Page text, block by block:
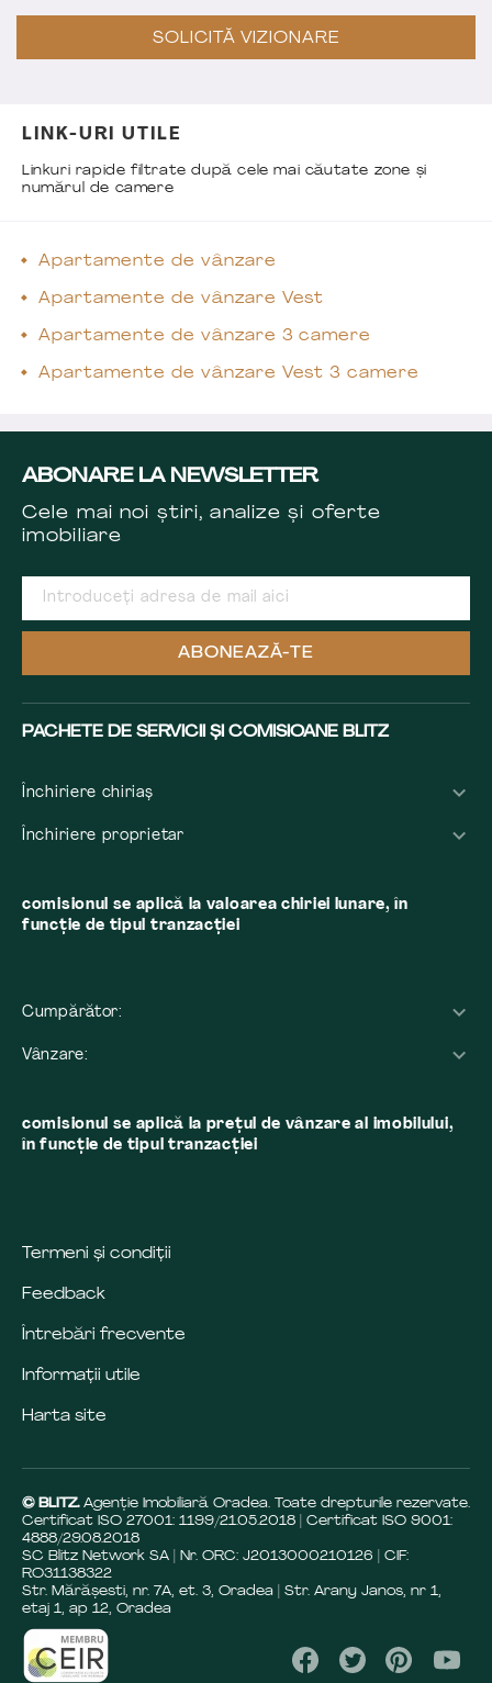
SOLICITĂ VIZIONARE
LINK-URI UTILE
Linkuri rapide filtrate după cele mai căutate zone și
numărul de camere
Apartamente de vânzare
Apartamente de vânzare Vest
Apartamente de vânzare 3 camere
Apartamente de vânzare Vest 3 camere
ABONARE LA NEWSLETTER
Cele mai noi știri, analize și oferte
imobiliare
ABONEAZĂ-TE
PACHETE DE SERVICII ȘI COMISIOANE BLITZ
Închiriere chiriaș
Închiriere proprietar
comisionul se aplică la valoarea chiriei lunare, în
funcție de tipul tranzacției
Cumpărător:
Vânzare:
comisionul se aplică la preţul de vânzare al imobilului,
în funcţie de tipul tranzacţiei
Termeni și condiții
Feedback
Întrebări frecvente
Informații utile
Harta site
© BLITZ. Agenție Imobiliară Oradea. Toate drepturile rezervate.
Certificat ISO 27001: 1199/21.05.2018 | Certificat ISO 9001:
4888/29.08.2018
SC Blitz Network SA | Nr. ORC: J2013000210126 | CIF:
RO31138322
Str. Mărășesti, nr. 7A, et. 3, Oradea | Str. Arany Janos, nr 1,
etaj 1, ap 12, Oradea